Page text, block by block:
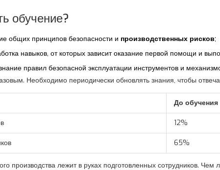
обучение?
общих принципов безопасности и производственных рисков;
навыков, от которых зависит оказание первой помощи и
правил безопасной эксплуатации инструментов и
Необходимо периодически обновлять знания, чтобы
До обучения
12%
65%
производства лежит в руках подготовленных сотрудников.